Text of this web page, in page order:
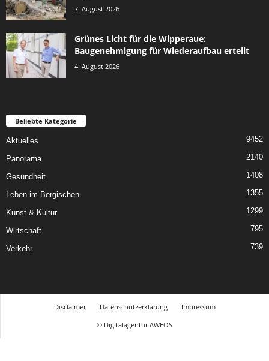
7. August 2026
Grünes Licht für die Wipperaue:
Baugenehmigung für Wiederaufbau erteilt
4. August 2026
Beliebte Kategorie
Aktuelles 9452
Panorama 2140
Gesundheit 1408
Leben im Bergischen 1355
Kunst & Kultur 1299
Wirtschaft 795
Verkehr 739
Disclaimer Datenschutzerklärung
Impressum
© Digitalagentur AWEOS